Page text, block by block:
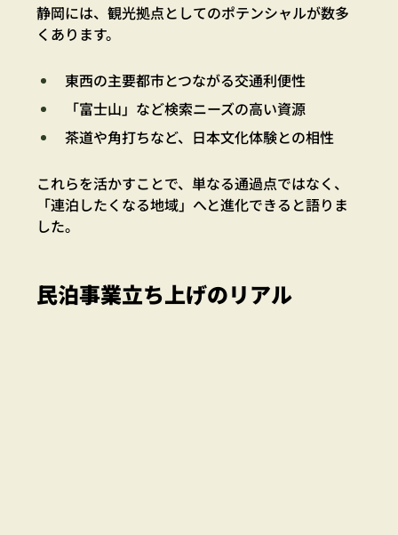
静岡には、観光拠点としてのポテンシャルが数多
くあります。
東西の主要都市とつながる交通利便性
「富士山」など検索ニーズの高い資源
茶道や角打ちなど、日本文化体験との相性
これらを活かすことで、単なる通過点ではなく、
「連泊したくなる地域」へと進化できると語りま
した。
民泊事業立ち上げのリアル